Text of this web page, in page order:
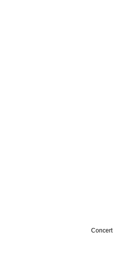
Concert